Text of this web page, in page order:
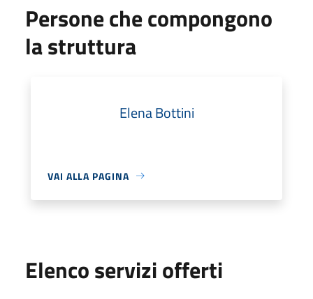
Persone che compongono
la struttura
Elena Bottini
VAI ALLA PAGINA
Elenco servizi offerti